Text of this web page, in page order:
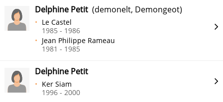
Delphine Petit (demonelt, Demongeot)
Le Castel
1985 - 1986
Jean Philippe Rameau
1981 - 1985
Delphine Petit
Ker Siam
1996 - 2000